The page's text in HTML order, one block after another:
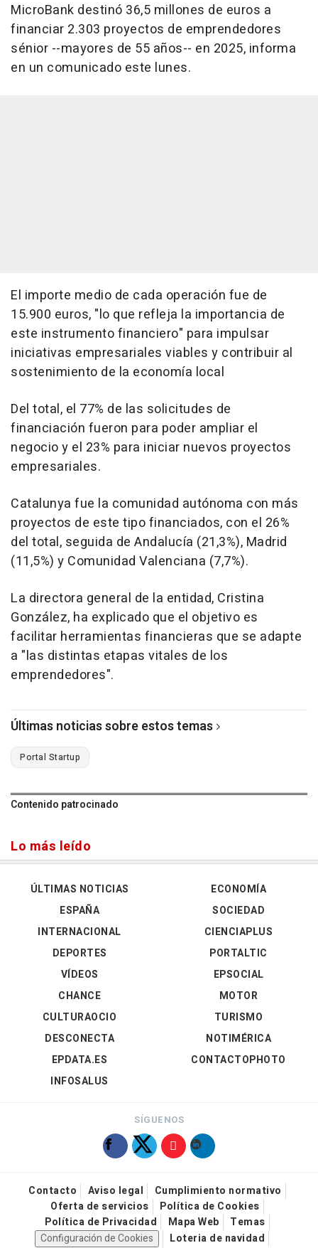
MicroBank destinó 36,5 millones de euros a
financiar 2.303 proyectos de emprendedores
sénior --mayores de 55 años-- en 2025, informa
en un comunicado este lunes.
El importe medio de cada operación fue de
15.900 euros, "lo que refleja la importancia de
este instrumento financiero" para impulsar
iniciativas empresariales viables y contribuir al
sostenimiento de la economía local
Del total, el 77% de las solicitudes de
financiación fueron para poder ampliar el
negocio y el 23% para iniciar nuevos proyectos
empresariales.
Catalunya fue la comunidad autónoma con más
proyectos de este tipo financiados, con el 26%
del total, seguida de Andalucía (21,3%), Madrid
(11,5%) y Comunidad Valenciana (7,7%).
La directora general de la entidad, Cristina
González, ha explicado que el objetivo es
facilitar herramientas financieras que se adapte
a "las distintas etapas vitales de los
emprendedores".
Últimas noticias sobre estos temas
Portal Startup
Contenido patrocinado
Lo más leído
ÚLTIMAS NOTICIAS
ESPAÑA
INTERNACIONAL
DEPORTES
VÍDEOS
ECONOMÍA
SOCIEDAD
CIENCIAPLUS
PORTALTIC
EPSOCIAL
CHANCE
CULTURAOCIO
DESCONECTA
EPDATA.ES
INFOSALUS
MOTOR
TURISMO
NOTIMÉRICA
CONTACTOPHOTO
SÍGUENOS
Contacto Aviso legal
Cumplimiento normativo
Oferta de servicios
Política de Cookies
Política de Privacidad
Mapa Web
Temas
Configuración de Cookies
Loteria de navidad